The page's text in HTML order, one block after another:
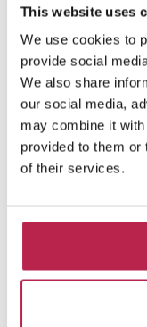
This website uses
We use cookies to
provide social
We also share
our social media,
may combine it
provided to them or
of their services.
Can Tro
San Antonio